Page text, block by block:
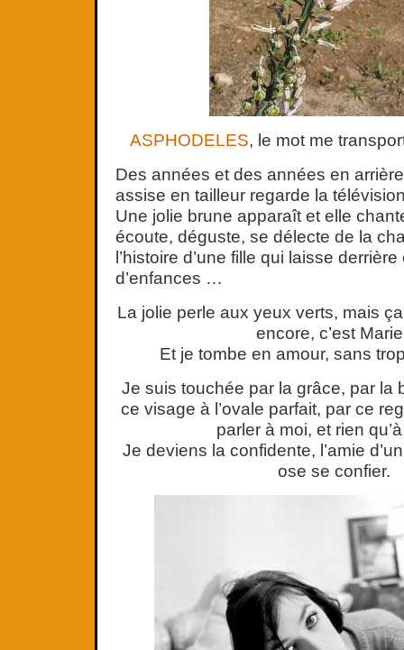
ASPHODELES, le mot me
Des années et des années en
assise en tailleur regarde la
Une jolie brune apparaît et elle
écoute, déguste, se délecte de la
l’histoire d’une fille qui laisse
d’enfances …
La jolie perle aux yeux verts, mais
encore, c’est
Et je tombe en amour, sans
Je suis touchée par la grâce, par la
ce visage à l’ovale parfait, par ce
parler à moi, et rien
Je deviens la confidente, l’amie
ose se confier.